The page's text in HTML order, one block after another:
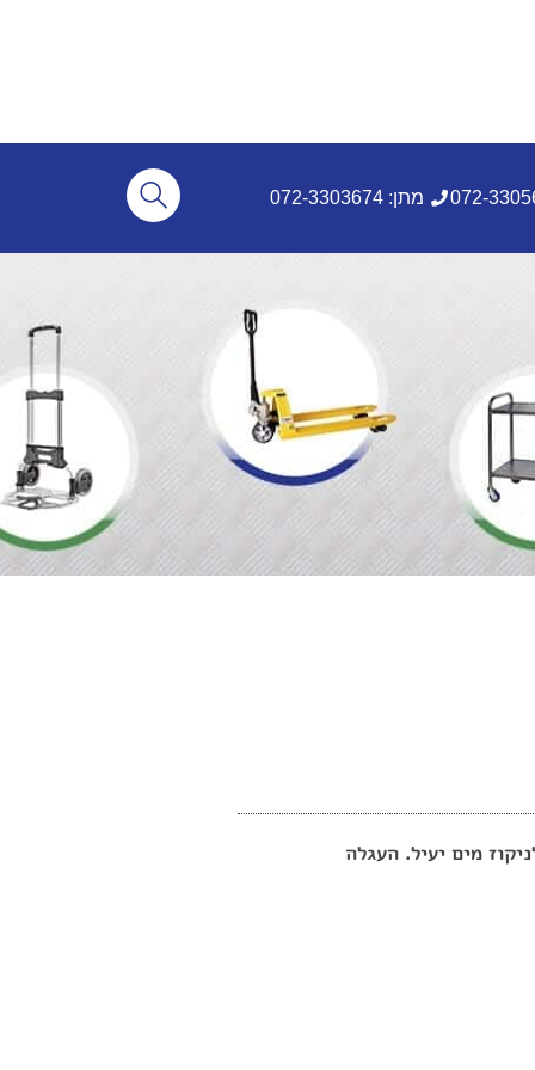
מתן: 072-3303674
מים יעיל. העגלה